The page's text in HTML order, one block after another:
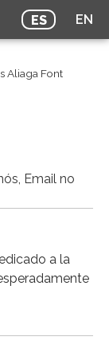
ES EN
Aliaga Font
Email no
a la